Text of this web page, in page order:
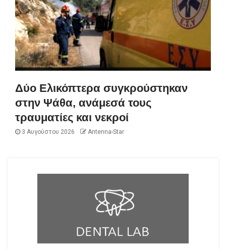
Δύο Ελικόπτερα συγκρούστηκαν
στην Ψάθα, ανάμεσά τους
τραυματίες και νεκροί
3 Αυγούστου 2026 Antenna-Star